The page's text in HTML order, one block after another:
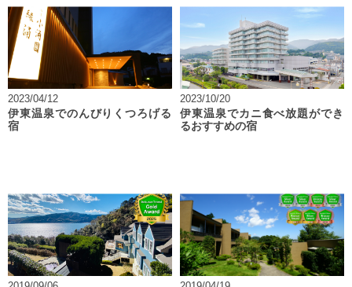
2023/04/12
伊東温泉でのんびりくつろげる
宿
2023/10/20
伊東温泉でカニ食べ放題ができ
るおすすめの宿